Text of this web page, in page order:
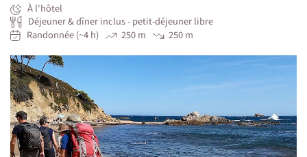
À l'hôtel
Déjeuner & dîner inclus - petit-déjeuner libre
Randonnée (~4 h)
250 m 250 m